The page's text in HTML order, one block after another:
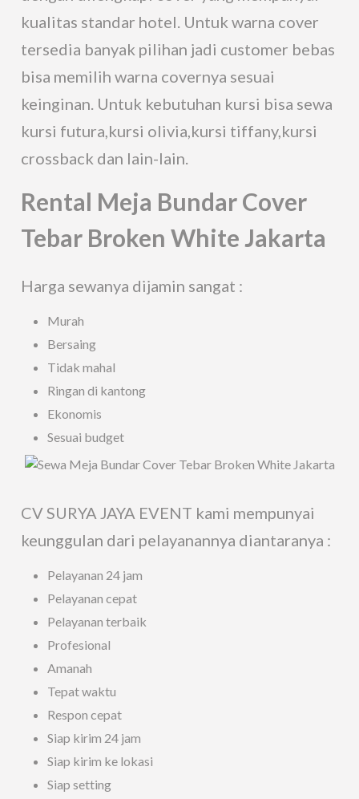
kualitas standar hotel. Untuk warna cover
tersedia banyak pilihan jadi customer bebas
bisa memilih warna covernya sesuai
keinginan. Untuk kebutuhan kursi bisa sewa
kursi futura,kursi olivia,kursi tiffany,kursi
crossback dan lain-lain.
Rental Meja Bundar Cover
Tebar Broken White Jakarta
Harga sewanya dijamin sangat :
Murah
Bersaing
Tidak mahal
Ringan di kantong
Ekonomis
Sesuai budget
CV SURYA JAYA EVENT kami mempunyai
keunggulan dari pelayanannya diantaranya :
Pelayanan 24 jam
Pelayanan cepat
Pelayanan terbaik
Profesional
Amanah
Tepat waktu
Respon cepat
Siap kirim 24 jam
Siap kirim ke lokasi
Siap setting